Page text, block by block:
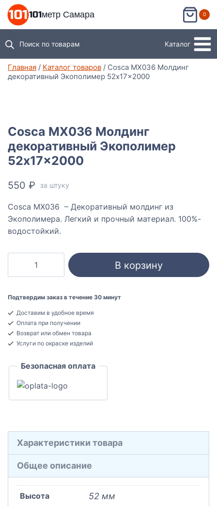
Перейти
содержимому
101метр Самара 0
Поиск по товарам Каталог
Главная / Каталог товаров / Cosca МX036 Молдинг
декоративный Экополимер 52x17x2000
Cosca МX036 Молдинг
декоративный Экополимер
52x17x2000
550 ₽ за штуку
Cosca MX036 – Декоративный молдинг из
Экополимера. Легкий и прочный материал. 100%-
водостойкий.
МX036
декоративный
Экополимер
52x17x2000
В корзину
Подтвердим заказ в течение 30 минут
Доставим в удобное время
Оплата при получении
Возврат или обмен товара
Услуги по окраске изделий
Безопасная оплата
Характеристики товара
Общее описание
Высота 52 мм